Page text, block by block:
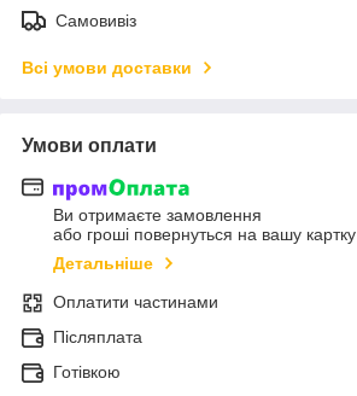
Самовивіз
Всі умови доставки
Умови оплати
Ви отримаєте замовлення
або гроші повернуться на вашу картку
Детальніше
Оплатити частинами
Післяплата
Готівкою